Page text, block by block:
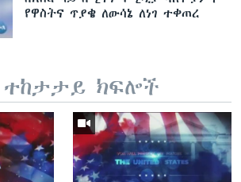
የዋስትና ጥያቄ ለውሳኔ ለነገ ተቀጠረ
ክፍሎች